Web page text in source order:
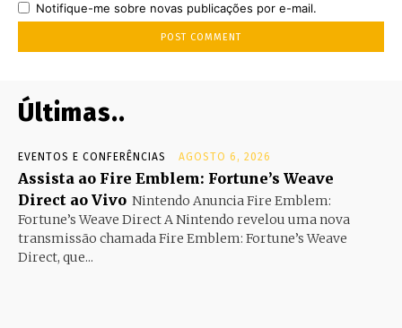
Notifique-me sobre novas publicações por e-mail.
Últimas..
EVENTOS E CONFERÊNCIAS AGOSTO 6, 2026
Assista ao Fire Emblem: Fortune’s Weave
Direct ao Vivo Nintendo Anuncia Fire Emblem:
Fortune’s Weave Direct A Nintendo revelou uma nova
transmissão chamada Fire Emblem: Fortune’s Weave
Direct, que...